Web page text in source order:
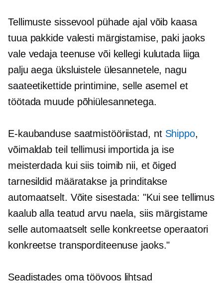
Tellimuste sissevool pühade ajal võib kaasa
tuua pakkide valesti märgistamise, paki jaoks
vale vedaja teenuse või kellegi kulutada liiga
palju aega üksluistele ülesannetele, nagu
saateetikettide printimine, selle asemel et
töötada muude põhiülesannetega.
E-kaubanduse saatmistööriistad, nt Shippo,
võimaldab teil tellimusi importida ja ise
meisterdada kui siis toimib nii, et õiged
tarnesildid määratakse ja prinditakse
automaatselt. Võite sisestada: "Kui see tellimus
kaalub alla teatud arvu naela, siis märgistame
selle automaatselt selle konkreetse operaatori
konkreetse transporditeenuse jaoks."
Seadistades oma töövoos lihtsad